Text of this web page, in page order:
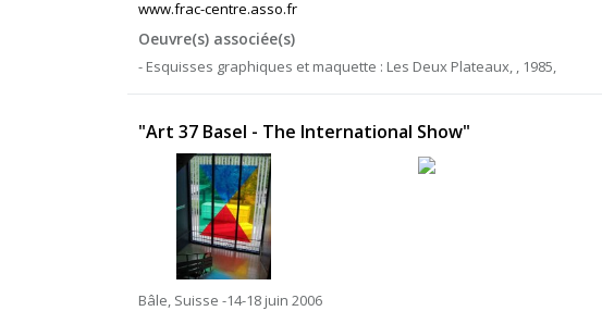
www.frac-centre.asso.fr
Oeuvre(s) associée(s)
- Esquisses graphiques et maquette : Les Deux Plateaux, , 1985,
"Art 37 Basel - The International Show"
Bâle, Suisse -14-18 juin 2006